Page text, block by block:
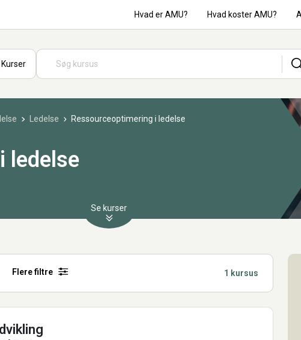
Hvad er AMU? Hvad koster AMU?
Kurser
Ledelse Ressourceoptimering i ledelse
ledelse
Se kurser
Flere filtre 1 kursus